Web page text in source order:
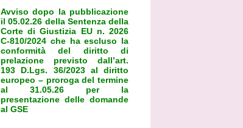
Avviso dopo la pubblicazione
il 05.02.26 della Sentenza della
Corte di Giustizia EU n. 2026
C-810/2024 che ha escluso la
conformità del diritto di
prelazione previsto dall’art.
193 D.Lgs. 36/2023 al diritto
europeo – proroga del termine
al 31.05.26 per la
presentazione delle domande
al GSE